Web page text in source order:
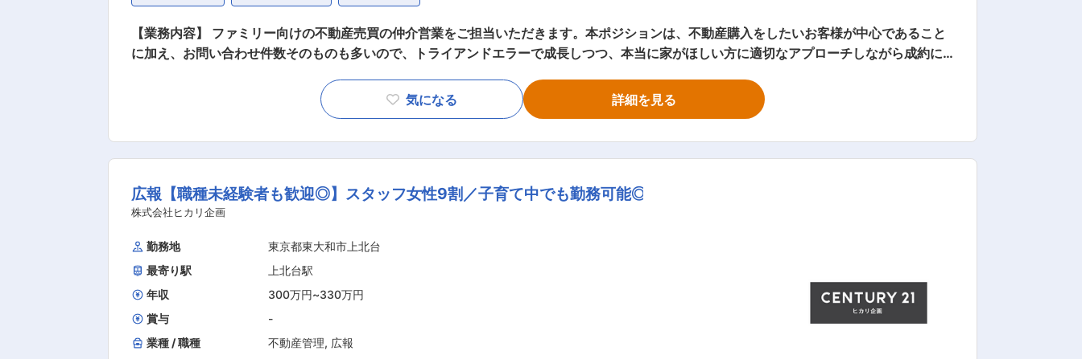
■仕事を学ぶ意欲があり、臨機応変
に前向きに業務に取り組める方
■積極的にチャレンジするマインド
をお持ちの方
【業務内容】 ファミリー向けの不動産売買の仲介営業をご担当いただきます。本ポジションは、不動産購入をしたいお客様が中心であること
に加え、お問い合わせ件数そのものも多いので、トライアンドエラーで成長しつつ、本当に家がほしい方に適切なアプローチしながら成約に
いうことはなく必要とされる情報を必要としている方に提供します。 現在活躍中の社員、全員が入社時は不動産業界未経験からスタートして
います。入社からひとり立ちまでの研修は、まずはアシスタントから対応します。1対1の環境で学べるので確実にレベルアップができる環境
ぶ「OJT」の３タイプの研修があるため、未経験からスタートの方も安心して就業できます。
気になる 詳細を見る
広報【職種未経験者も歓迎◎】スタッフ女性9割／子育て中でも勤務可能◎
株式会社ヒカリ企画
勤務地
東京都東大和市上北台
最寄り駅
上北台駅
年収
300万円~330万円
賞与
-
業種 / 職種
不動産管理, 広報